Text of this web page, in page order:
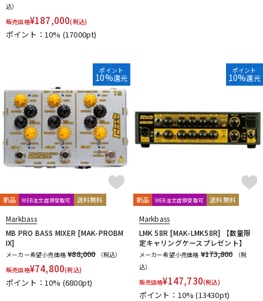
込）
販売価格¥187,000(税込)
ポイント：10% (17000pt)
ポイント
10%還元
新品 WEB注文店頭受取可 送料無料
Markbass
MB PRO BASS MIXER [MAK-PROBM
IX]
メーカー希望小売価格 ¥88,000
（税込）
販売価格¥74,800(税込)
ポイント：10% (6800pt)
ポイント
10%還元
新品 WEB注文店頭受取可 送料無料
Markbass
LMK 58R [MAK-LMK58R] 【数量限
定キャリングケースプレゼント】
メーカー希望小売価格 ¥173,800
（税
込）
販売価格¥147,730(税込)
ポイント：10%(13430pt)